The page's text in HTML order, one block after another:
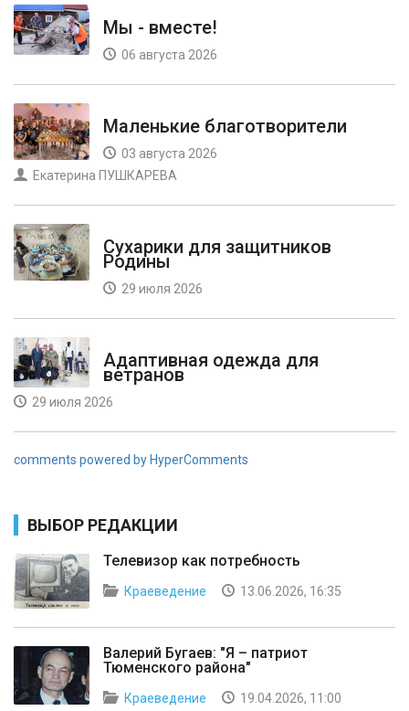
Мы - вместе!
06 августа 2026
Маленькие благотворители
03 августа 2026
Екатерина ПУШКАРЕВА
Сухарики для защитников
Родины
29 июля 2026
Адаптивная одежда для
ветранов
29 июля 2026
comments powered by HyperComments
ВЫБОР РЕДАКЦИИ
Телевизор как потребность
Краеведение 13.06.2026, 16:35
Валерий Бугаев: "Я – патриот
Тюменского района"
Краеведение 19.04.2026, 11:00